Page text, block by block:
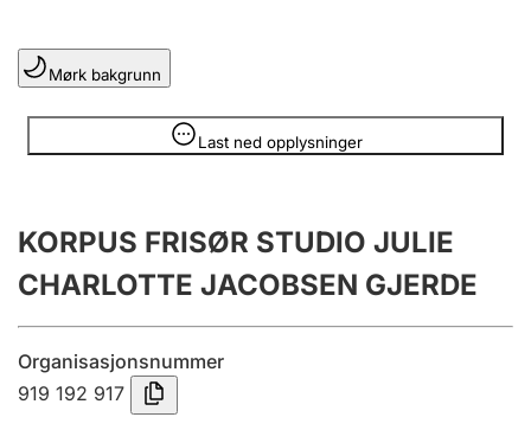
Lag og forening
Registrere, endre, slette
Årsregnskap
Innsending og forsinkelsesgebyr
Tinglysing
Mørk bakgrunn
Last ned opplysninger
Opplysninger er skjult
KORPUS FRISØR STUDIO JULIE
CHARLOTTE JACOBSEN GJERDE
Organisasjonsnummer
919 192 917